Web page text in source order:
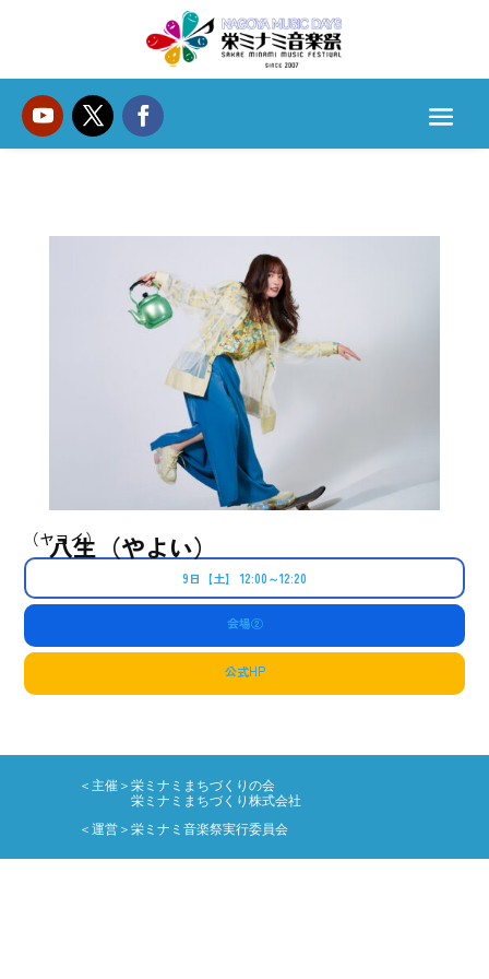
八生（やよい）
（ヤヨイ）
9日【土】 12:00～12:20
会場②
公式HP
＜主催＞栄ミナミまちづくりの会
栄ミナミまちづくり株式会社
＜運営＞栄ミナミ音楽祭実行委員会